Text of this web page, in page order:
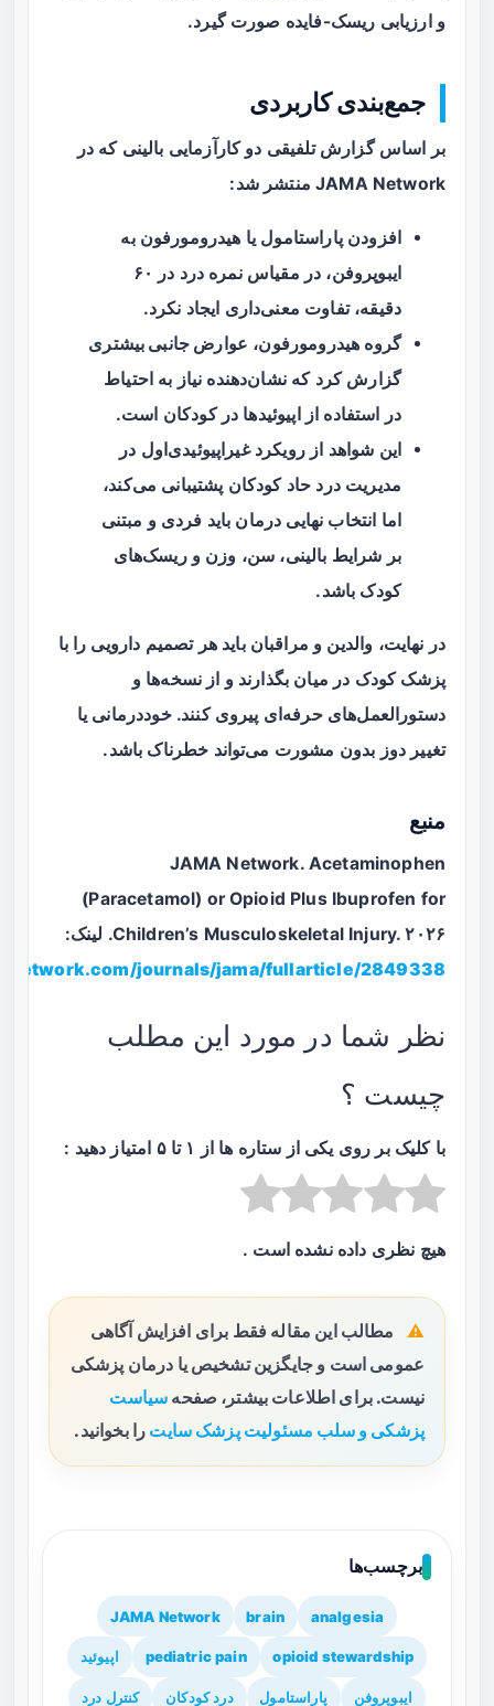
و ارزیابی ریسک-فایده صورت گیرد.
جمع‌بندی کاربردی
بر اساس گزارش تلفیقی دو کارآزمایی بالینی که در
JAMA Network منتشر شد:
افزودنپاراستامول یا هیدرومورفون به
ایبوپروفن، در مقیاس نمره درد در ۶۰
دقیقه، تفاوت معنی‌داری ایجاد نکرد.
گروه هیدرومورفون، عوارض جانبی بیشتری
گزارش کرد که نشان‌دهنده نیاز به احتیاط
در استفاده از اپیوئیدها در کودکان است.
این شواهد از رویکردغیراپیوئیدی‌اول در
مدیریت درد حاد کودکان پشتیبانی می‌کند،
اما انتخاب نهایی درمان باید فردی و مبتنی
بر شرایط بالینی، سن، وزن و ریسک‌های
کودک باشد.
در نهایت، والدین و مراقبان باید هر تصمیم دارویی را با
پزشک کودک در میان بگذارند و از نسخه‌ها و
دستورالعمل‌های حرفه‌ای پیروی کنند. خوددرمانی یا
تغییر دوز بدون مشورت می‌تواند خطرناک باشد.
منبع
JAMA Network. Acetaminophen
(Paracetamol) or Opioid Plus Ibuprofen for
Children’s Musculoskeletal Injury. ۲۰۲۶. لینک:
journals/jama/fullarticle/2849338
نظر شما در مورد این مطلب
چیست ؟
با کلیک بر روی یکی از ستاره ها از ۱ تا ۵ امتیاز دهید :
هیچ نظری داده نشده است .
مطالب این مقاله فقط برای افزایش آگاهی
عمومی است و جایگزین تشخیص یا درمان پزشکی
نیست. برای اطلاعات بیشتر، صفحه سیاست
پزشکی و سلب مسئولیت پزشک سایت را بخوانید.
برچسب‌ها
analgesia
brain
JAMA Network
opioid stewardship
pediatric pain اپیوئید
ایبوپروفن پاراستامول درد کودکان کنترل درد